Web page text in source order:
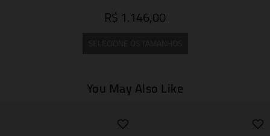
R$ 1.146,00
You May Also Like